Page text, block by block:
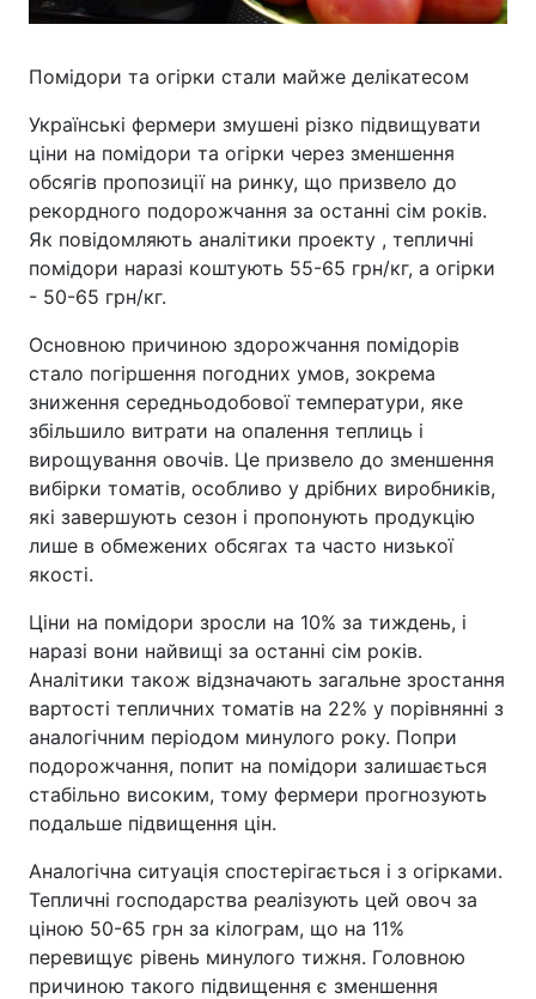
Помідори та огірки стали майже делікатесом
Українські фермери змушені різко підвищувати
ціни на помідори та огірки через зменшення
обсягів пропозиції на ринку, що призвело до
рекордного подорожчання за останні сім років.
Як повідомляють аналітики проекту , тепличні
помідори наразі коштують 55-65 грн/кг, а огірки
- 50-65 грн/кг.
Основною причиною здорожчання помідорів
стало погіршення погодних умов, зокрема
зниження середньодобової температури, яке
збільшило витрати на опалення теплиць і
вирощування овочів. Це призвело до зменшення
вибірки томатів, особливо у дрібних виробників,
які завершують сезон і пропонують продукцію
лише в обмежених обсягах та часто низької
якості.
Ціни на помідори зросли на 10% за тиждень, і
наразі вони найвищі за останні сім років.
Аналітики також відзначають загальне зростання
вартості тепличних томатів на 22% у порівнянні з
аналогічним періодом минулого року. Попри
подорожчання, попит на помідори залишається
стабільно високим, тому фермери прогнозують
подальше підвищення цін.
Аналогічна ситуація спостерігається і з огірками.
Тепличні господарства реалізують цей овоч за
ціною 50-65 грн за кілограм, що на 11%
перевищує рівень минулого тижня. Головною
причиною такого підвищення є зменшення